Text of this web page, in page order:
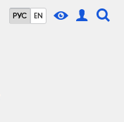
РУС EN